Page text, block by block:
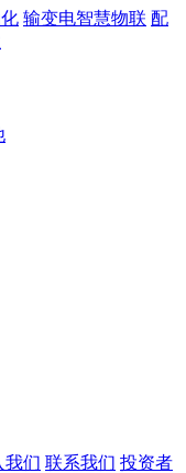
输变电智慧物联 配
我们 联系我们 投资者